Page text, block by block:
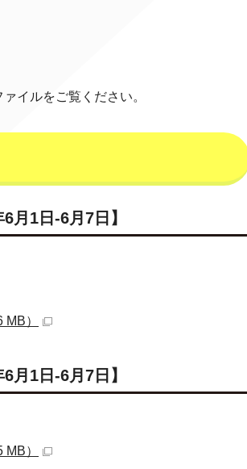
イルをご覧ください。
1日-6月7日】
）
1日-6月7日】
）